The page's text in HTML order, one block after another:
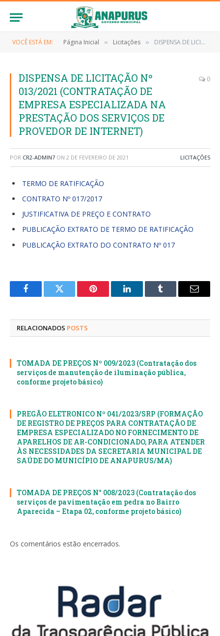
VOCÊ ESTÁ EM: Página Inicial » Licitações » DISPENSA DE LICITAÇÃO Nº 013/2021 (CONTRATAÇÃO DE EMPRESA ESPECIALIZADA NA PRESTAÇÃO DOS SERVIÇOS DE PROVEDOR DE INTERNET)
DISPENSA DE LICITAÇÃO Nº
013/2021 (CONTRATAÇÃO DE
EMPRESA ESPECIALIZADA NA
PRESTAÇÃO DOS SERVIÇOS DE
PROVEDOR DE INTERNET)
0
POR CR2-ADMIN7 ON 2 DE FEVEREIRO DE 2021 LICITAÇÕES
TERMO DE RATIFICAÇÃO
CONTRATO Nº 017/2017
JUSTIFICATIVA DE PREÇO E CONTRATO
PUBLICAÇÃO EXTRATO DE TERMO DE RATIFICAÇÃO
PUBLICAÇÃO EXTRATO DO CONTRATO Nº 017
FacebookTwitter Pinterest LinkedInTumblr
E-
RELACIONADOS POSTS
TOMADA DE PREÇOS Nº 009/2023 (Contratação dos
serviços de manutenção de iluminação pública,
conforme projeto básico)
PREGÃO ELETRONICO Nº 041/2023/SRP (FORMAÇÃO
DE REGISTRO DE PREÇOS PARA CONTRATAÇÃO DE
EMPRESA ESPECIALIZADO NO FORNECIMENTO DE
APARELHOS DE AR-CONDICIONADO, PARA ATENDER
ÀS NECESSIDADES DA SECRETARIA MUNICIPAL DE
SAÚDE DO MUNICÍPIO DE ANAPURUS/MA)
TOMADA DE PREÇOS N° 008/2023 (Contratação dos
serviços de pavimentação em pedra no Bairro
Aparecida – Etapa 02, conforme projeto básico)
Os comentários estão encerrados.